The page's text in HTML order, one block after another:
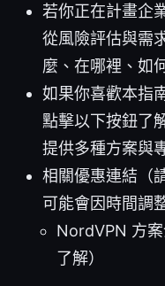
若你正在計畫企
從風險評估與需
麼、在哪裡、如
如果你喜歡本指
點擊以下按鈕了
提供多種方案與
相關優惠連結（
可能會因時間調
NordVPN 方
了解）